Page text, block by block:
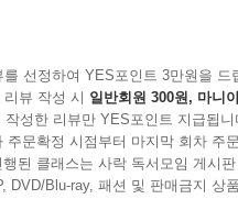
선정하여 YES포인트 3만원을 드
뷰 작성 시 일반회원 300원, 마니
성한 리뷰만 YES포인트 지급됩니
주문확정 시점부터 마지막 회차 주
된 클래스는 사락 독서모임 게시
DVD/Blu-ray, 패션 및 판매금지 상